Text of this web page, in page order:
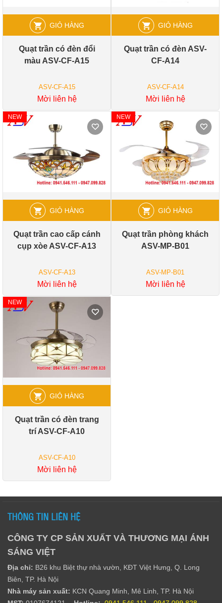
GIỎ HÀNG
Quạt trần có đèn đổi
màu ASV-CF-A15
ASV-CF-A15
Mời liên hệ
GIỎ HÀNG
Quạt trần có đèn ASV-
CF-A14
ASV-CF-A14
Mời liên hệ
GIỎ HÀNG
NEW
Quạt trần cao cấp cánh
cụp xòe ASV-CF-A13
ASV-CF-A13
Mời liên hệ
GIỎ HÀNG
NEW
Quạt trần phòng khách
ASV-MP-B01
ASV-MP-B01
Mời liên hệ
GIỎ HÀNG
NEW
Quạt trần có đèn trang
trí ASV-CF-A10
ASV-CF-A10
Mời liên hệ
THÔNG TIN LIÊN HỆ
CÔNG TY CP SẢN XUẤT VÀ THƯƠNG MẠI ÁNH
SÁNG VIỆT
Địa chỉ: B26 khu Biệt thự nhà vườn, KĐT Việt Hưng, Q. Long
Biên, TP. Hà Nội
Nhà máy sản xuất: KCN Quang Minh, Mê Linh, TP. Hà Nội